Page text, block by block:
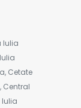
Iulia
Cetate
Central